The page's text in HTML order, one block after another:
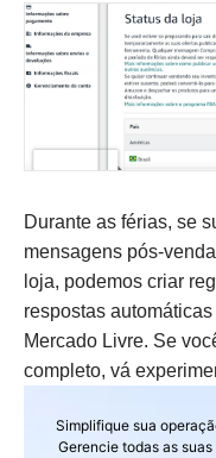
Durante as férias, se
mensagens pós-
loja, podemos criar
respostas automáticas
Mercado Livre. Se
completo, vá
Simplifique sua
Gerencie todas as